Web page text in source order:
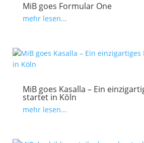
MiB goes Formular One
mehr lesen...
MiB goes Kasalla – Ein
startet in Köln
mehr lesen...